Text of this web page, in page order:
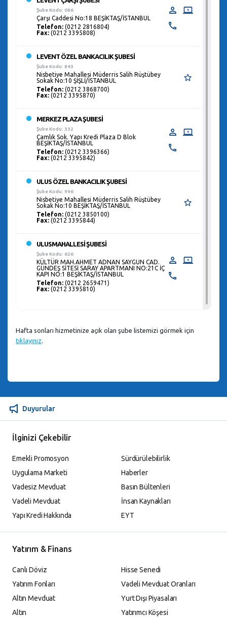
Şube Kodu: 086
Çarşı Caddesi No:18 BEŞİKTAŞ/İSTANBUL
Telefon: (0212 2816804)
Fax: (0212 3395808)
LEVENT ÖZEL BANKACILIK ŞUBESİ
Şube Kodu: 843
Nisbetiye Mahallesi Müderris Salih Rüştübey
Sokak No:10 ŞİŞLİ/İSTANBUL
Telefon: (0212 3868700)
Fax: (0212 3395870)
MERKEZ PLAZA ŞUBESİ
Şube Kodu: 332
Çamlık Sok. Yapı Kredi Plaza D Blok
BEŞİKTAŞ/İSTANBUL
Telefon: (0212 3396366)
Fax: (0212 3395842)
ULUS ÖZEL BANKACILIK ŞUBESİ
Şube Kodu: 996
Nisbetiye Mahallesi Müderris Salih Rüştübey
Sokak No:10 BEŞİKTAŞ/İSTANBUL
Telefon: (0212 3850100)
Fax: (0212 3395844)
ULUSMAHALLESİ ŞUBESİ
Şube Kodu: 626
KÜLTÜR MAH.AHMET ADNAN SAYGUN CAD.
GÜNDEŞ SİTESİ SARAY APARTMANI NO:21C İÇ
KAPI NO:1 BEŞİKTAŞ/İSTANBUL
Telefon: (0212 2659471)
Fax: (0212 3395810)
Hafta sonları hizmetinize açık olan şube listemizi görmek için
tıklayınız.
Duyurular
İlginizi Çekebilir
Emekli Promosyon
Uygulama Marketi
Vadesiz Mevduat
Vadeli Mevduat
Yapı Kredi Hakkında
Sürdürülebilirlik
Haberler
Basın Bültenleri
İnsan Kaynakları
EYT
Yatırım & Finans
Canlı Döviz
Yatırım Fonları
Altın Mevduat
Altın
Hisse Senedi
Vadeli Mevduat Oranları
Yurt Dışı Piyasaları
Yatırımcı Köşesi